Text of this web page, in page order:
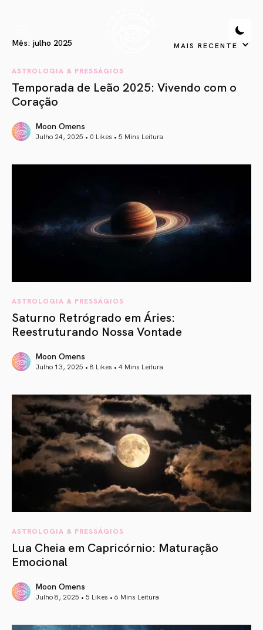
Mês: julho 2025 MAIS RECENTE
ASTROLOGIA & PRESSÁGIOS
Temporada de Leão 2025: Vivendo com o
Coração
Moon Omens
Julho 24, 2025 • 0 Likes • 5 Mins Leitura
ASTROLOGIA & PRESSÁGIOS
Saturno Retrógrado em Áries:
Reestruturando Nossa Vontade
Moon Omens
Julho 13, 2025 • 8 Likes • 4 Mins Leitura
ASTROLOGIA & PRESSÁGIOS
Lua Cheia em Capricórnio: Maturação
Emocional
Moon Omens
Julho 8, 2025 • 5 Likes • 6 Mins Leitura